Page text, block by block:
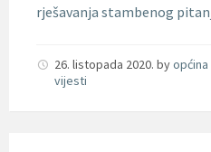
rješavanja stambenog
26. listopada 2020. byopćina
vijesti